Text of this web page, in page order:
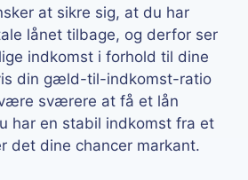
at sikre sig, at du har
lånet tilbage, og derfor ser
indkomst i forhold til dine
din gæld-til-indkomst-ratio
sværere at få et lån
har en stabil indkomst fra et
det dine chancer markant.